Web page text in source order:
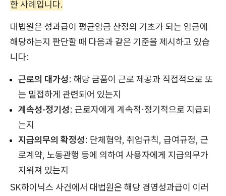
한 사례입니다.
대법원은 성과급이 평균임금 산정의 기초가 되는 임금에
해당하는지 판단할 때 다음과 같은 기준을 제시하고 있습
니다:
근로의 대가성: 해당 금품이 근로 제공과 직접적으로 또
는 밀접하게 관련되어 있는지
계속성·정기성: 근로자에게 계속적·정기적으로 지급되
는지
지급의무의 확정성: 단체협약, 취업규칙, 급여규정, 근
로계약, 노동관행 등에 의하여 사용자에게 지급의무가
지워져 있는지
SK하이닉스 사건에서 대법원은 해당 경영성과급이 이러